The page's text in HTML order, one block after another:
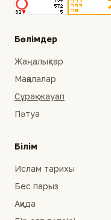
Бөлімдер
Жаңалықтар
Мақалалар
Сұрақ-жауап
Пәтуа
Білім
Ислам тарихы
Бес парыз
Ақида